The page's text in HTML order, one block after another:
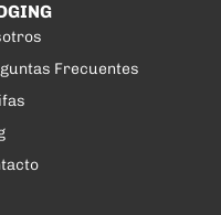
Frecuentes